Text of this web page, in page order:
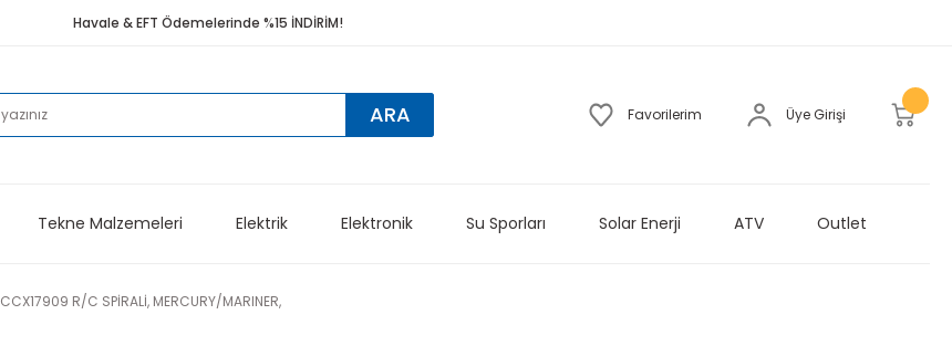
Havale & EFT Ödemelerinde %15 İNDİRİM!
ARA Favorilerim Üye Girişi
Tekne Malzemeleri Elektrik Elektronik Su Sporları Solar Enerji ATV Outlet
CCX17909 R/C SPİRALİ, MERCURY/MARINER,